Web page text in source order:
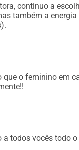
continuo a
também a
que o feminino em
a todos vocês todo